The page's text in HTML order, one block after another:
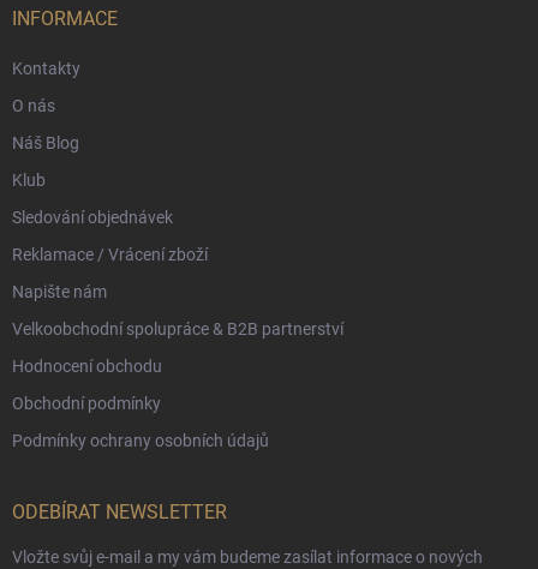
INFORMACE
Kontakty
O nás
Náš Blog
Klub
Sledování objednávek
Reklamace / Vrácení zboží
Napište nám
Velkoobchodní spolupráce & B2B partnerství
Hodnocení obchodu
Obchodní podmínky
Podmínky ochrany osobních údajů
ODEBÍRAT NEWSLETTER
Vložte svůj e-mail a my vám budeme zasílat informace o nových